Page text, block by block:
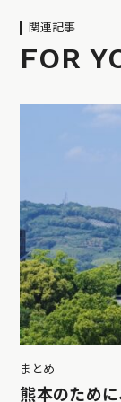
関連記事
FOR
まとめ
熊本のため